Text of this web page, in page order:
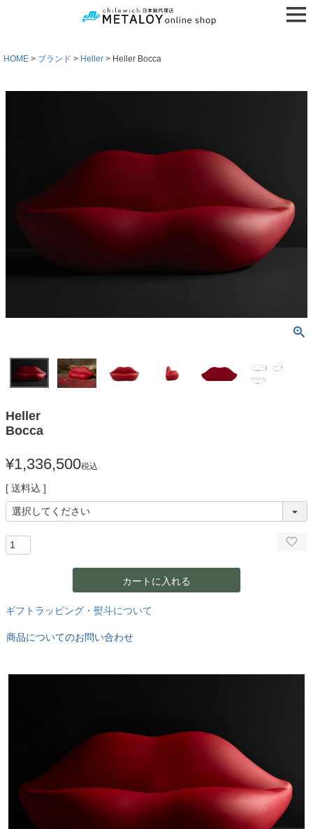
HOME ブランド Heller Heller Bocca
Heller
Bocca
¥1,336,500税込
送料込
カートに入れる
ギフトラッピング・熨斗について
商品についてのお問い合わせ